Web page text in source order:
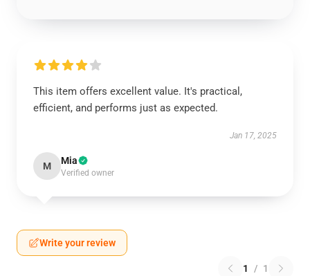
This item offers excellent value. It's practical,
efficient, and performs just as expected.
Jan 17, 2025
M Mia
Verified owner
Write your review
1 / 1